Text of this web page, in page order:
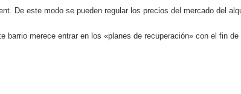
De este modo se pueden regular los precios del mercado del
barrio merece entrar en los «planes de recuperación» con el fin de